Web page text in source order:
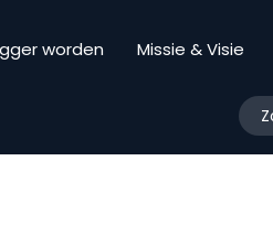
worden Missie & Visie